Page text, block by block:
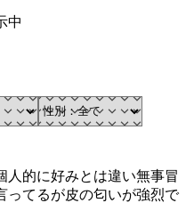
中
人的に好みとは違い無事冒
ってるが皮の匂いが強烈で